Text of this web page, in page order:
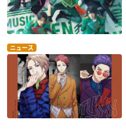
ニュース